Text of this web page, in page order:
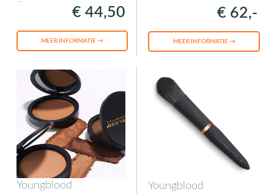
€ 44,50
MEER INFORMATIE →
€ 62,-
MEER INFORMATIE →
Youngblood
Youngblood